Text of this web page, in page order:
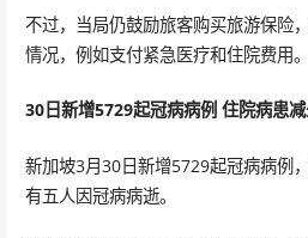
不过，当局仍鼓励旅客购买旅游保险
情况，例如支付紧急医疗和住院费用。
30日新增5729起冠病病例 住院病患
新加坡3月30日新增5729起冠病病例
有五人因冠病病逝。